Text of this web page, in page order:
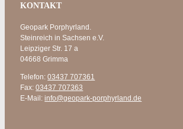
KONTAKT
Geopark Porphyrland.
Steinreich in Sachsen e.V.
Leipziger Str. 17 a
04668 Grimma
Telefon:03437 707361
Fax:03437 707363
E-Mail:info@geopark-porphyrland.de